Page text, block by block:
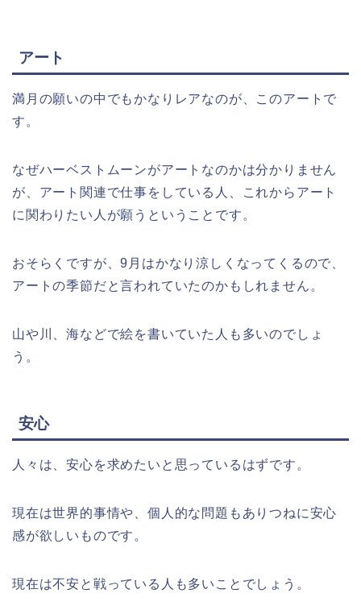
アート
満月の願いの中でもかなりレアなのが、このアートで
す。
なぜハーベストムーンがアートなのかは分かりません
が、アート関連で仕事をしている人、これからアート
に関わりたい人が願うということです。
おそらくですが、9月はかなり涼しくなってくるので、
アートの季節だと言われていたのかもしれません。
山や川、海などで絵を書いていた人も多いのでしょ
う。
安心
人々は、安心を求めたいと思っているはずです。
現在は世界的事情や、個人的な問題もありつねに安心
感が欲しいものです。
現在は不安と戦っている人も多いことでしょう。